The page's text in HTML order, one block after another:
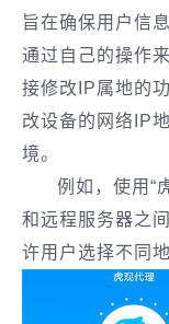
旨在确保用户信
通过自己的操作
接修改IP属地的
改设备的网络IP
境。
例如，使用“
和远程服务器之
许用户选择不同